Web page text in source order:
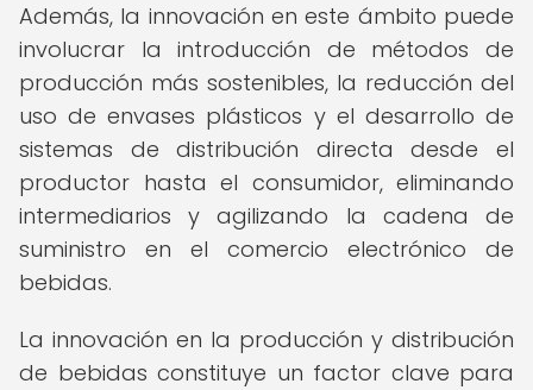
Además, la innovación en este ámbito puede
involucrar la introducción de métodos de
producción más sostenibles, la reducción del
uso de envases plásticos y el desarrollo de
sistemas de distribución directa desde el
productor hasta el consumidor, eliminando
intermediarios y agilizando la cadena de
suministro en el comercio electrónico de
bebidas.
La innovación en la producción y distribución
de bebidas constituye un factor clave para